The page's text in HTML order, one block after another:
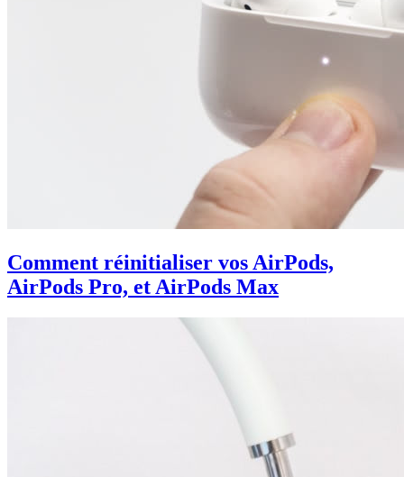
Comment réinitialiser vos AirPods,
AirPods Pro, et AirPods Max